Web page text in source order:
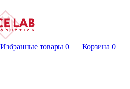
Избранные товары 0 Корзина 0